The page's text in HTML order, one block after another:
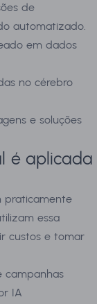
de
automatizado.
em dados
no cérebro
e soluções
é aplicada
praticamente
essa
custos e tomar
campanhas
IA